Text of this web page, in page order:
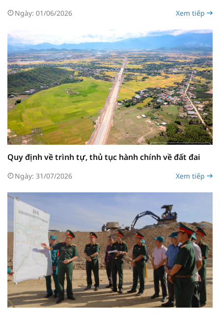
Ngày: 01/06/2026 Xem tiếp
Quy định về trình tự, thủ tục hành chính về đất đai
Ngày: 31/07/2026 Xem tiếp